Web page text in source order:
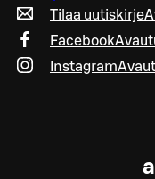
Tilaa uutiskirje
Facebook
Instagram